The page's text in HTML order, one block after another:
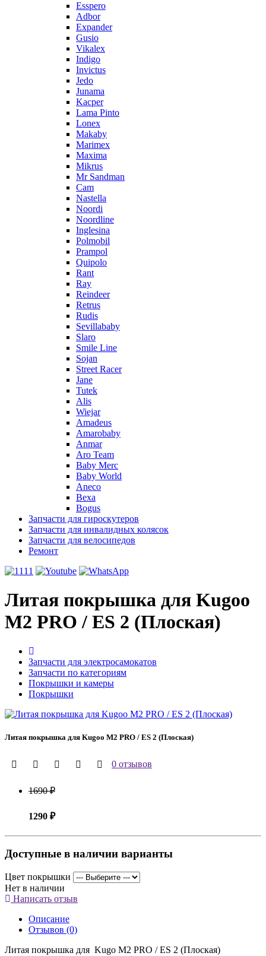
Esspero
Adbor
Expander
Gusio
Vikalex
Indigo
Invictus
Jedo
Junama
Kacper
Lama Pinto
Lonex
Makaby
Marimex
Maxima
Mikrus
Mr Sandman
Cam
Nastella
Noordi
Noordline
Inglesina
Polmobil
Prampol
Quipolo
Rant
Ray
Reindeer
Retrus
Rudis
Sevillababy
Slaro
Smile Line
Sojan
Street Racer
Jane
Tutek
Alis
Wiejar
Amadeus
Amarobaby
Anmar
Aro Team
Baby Merc
Baby World
Aneco
Bexa
Bogus
Запчасти для гироскутеров
Запчасти для инвалидных колясок
Запчасти для велосипедов
Ремонт
Литая покрышка для Kugoo
M2 PRO / ES 2 (Плоская)
Запчасти для электросамокатов
Запчасти по категориям
Покрышки и камеры
Покрышки
Литая покрышка для Kugoo M2 PRO / ES 2 (Плоская)
0 отзывов
1690 ₽
1290 ₽
Доступные в наличии варианты
Цвет покрышки
Нет в наличии
Написать отзыв
Описание
Отзывов (0)
Литая покрышка для Kugo M2 PRO / ES 2 (Плоская)